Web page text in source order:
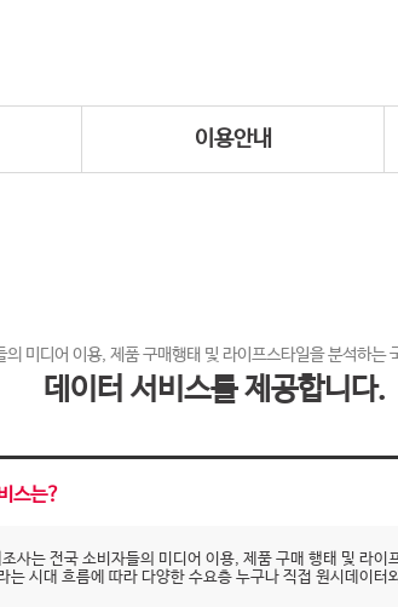
이용안내
의 미디어 이용, 제품 구매행태 및 라이프스타일을 분석하는
데이터 서비스를 제공합니다.
스는?
사는 전국 소비자들의 미디어 이용, 제품 구매 행태 및 라이
는 시대 흐름에 따라 다양한 수요층 누구나 직접 원시데이터